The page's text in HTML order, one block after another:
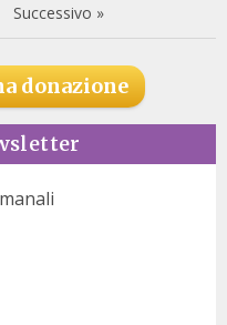
Successivo »
donazione